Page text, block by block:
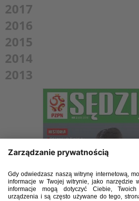
2017
2016
2015
2014
2013